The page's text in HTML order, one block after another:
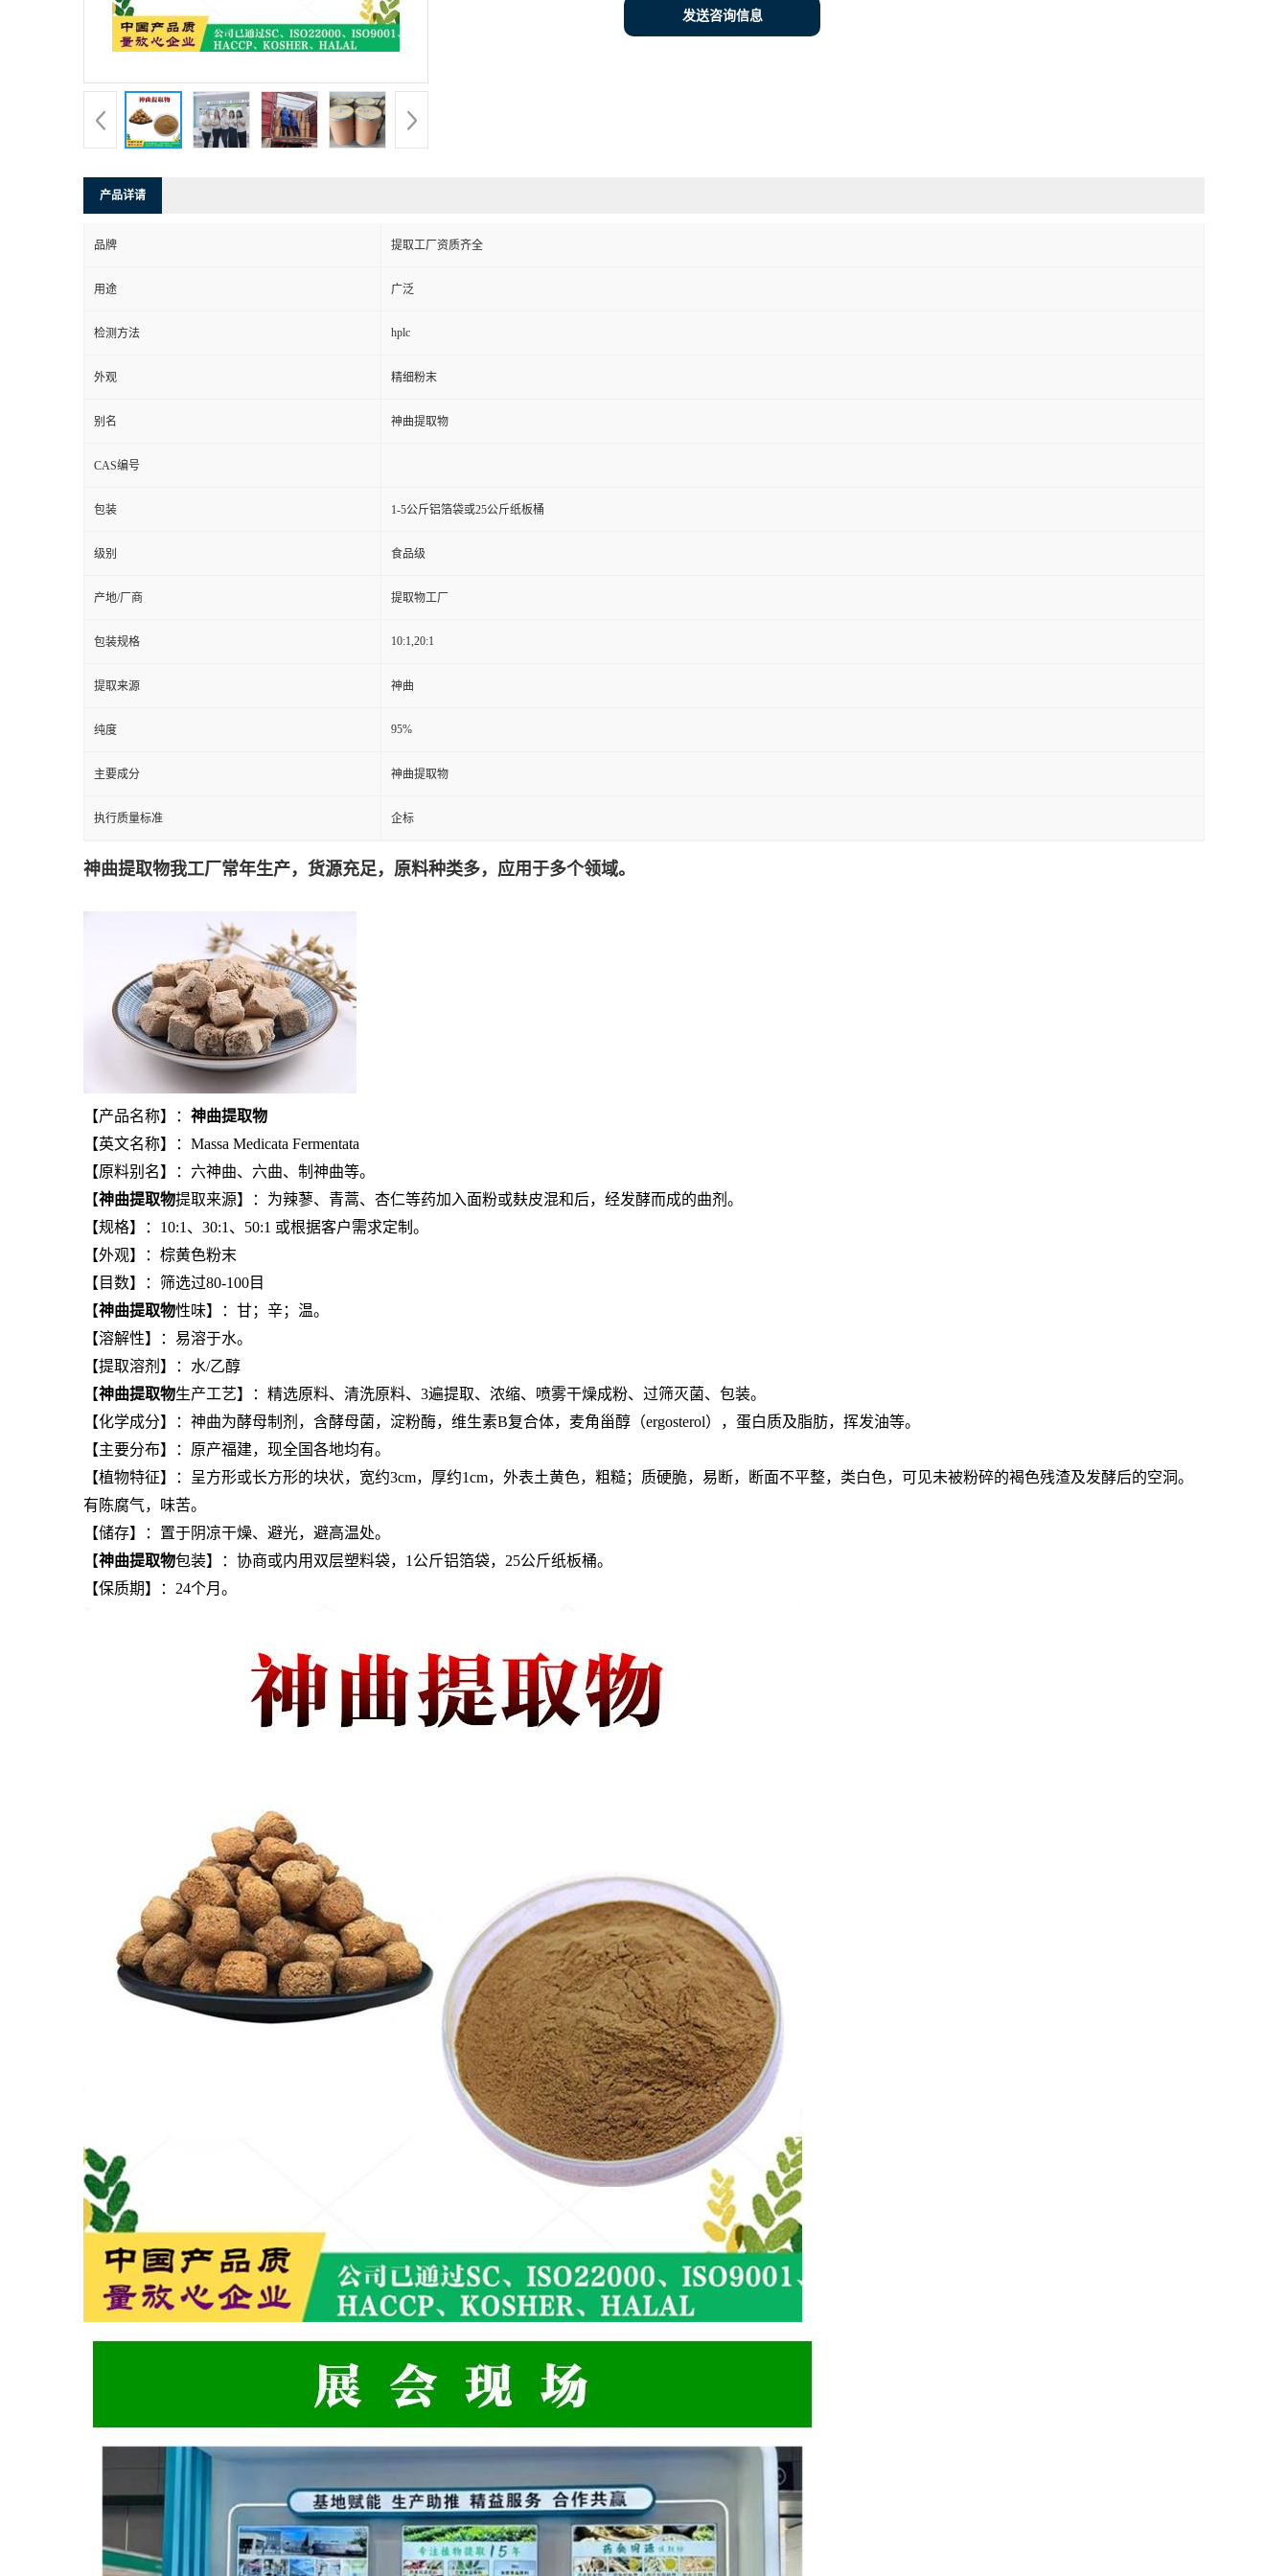
发送咨询信息
产品详请
品牌 提取工厂资质齐全
用途 广泛
检测方法 hplc
外观 精细粉末
别名 神曲提取物
CAS编号
包装 1-5公斤铝箔袋或25公斤纸板桶
级别 食品级
产地/厂商 提取物工厂
包装规格 10:1,20:1
提取来源 神曲
纯度 95%
主要成分 神曲提取物
执行质量标准 企标
神曲提取物我工厂常年生产，货源充足，原料种类多，应用于多个领域。
【产品名称】： 神曲提取物
【英文名称】：Massa Medicata Fermentata
【原料别名】：六神曲、六曲、制神曲等。
【神曲提取物提取来源】：为辣蓼、青蒿、杏仁等药加入面粉或麸皮混和后，经发酵而成的曲剂。
【规格】：10:1、30:1、50:1 或根据客户需求定制。
【外观】：棕黄色粉末
【目数】：筛选过80-100目
【神曲提取物性味】：甘；辛；温。
【溶解性】：易溶于水。
【提取溶剂】：水/乙醇
【神曲提取物生产工艺】：精选原料、清洗原料、3遍提取、浓缩、喷雾干燥成粉、过筛灭菌、包装。
【化学成分】：神曲为酵母制剂，含酵母菌，淀粉酶，维生素B复合体，麦角甾醇（ergosterol），蛋白质及脂肪，挥发油等。
【主要分布】：原产福建，现全国各地均有。
【植物特征】：呈方形或长方形的块状，宽约3cm，厚约1cm，外表土黄色，粗糙；质硬脆，易断，断面不平整，类白色，可见未被粉碎的褐色残渣及发酵后的空洞。
有陈腐气，味苦。
【储存】：置于阴凉干燥、避光，避高温处。
【神曲提取物包装】：协商或内用双层塑料袋，1公斤铝箔袋，25公斤纸板桶。
【保质期】：24个月。